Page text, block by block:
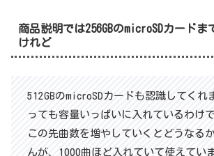
商品説明では256GBのmicroSDカードま
けれど
512GBのmicroSDカードも認識してくれ
っても容量いっぱいに入れているわけ
この先曲数を増やしていくとどうなる
んが、
1000曲ほど入れていて使えてい